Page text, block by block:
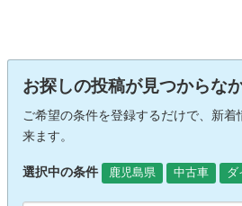
お探しの投稿が見つからな
ご希望の条件を登録するだけで、新着
来ます。
選択中の条件 鹿児島県 中古車 ダ